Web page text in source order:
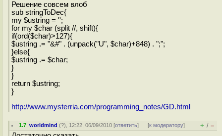
Решение совсем влоб
sub stringToDec{
my $ustring = '';
for my $char (split //, shift){
if(ord($char)>127){
$ustring .= "&#" . (unpack("U", $char)+848) . ";";
}else{
$ustring .= $char;
}
}
return $ustring;
}
http://www.mysterria.com/programming_notes/GD.html
1.7 ,worldmind (?), 12:22, 06/09/2010 [ответить] [к модератору] + / –